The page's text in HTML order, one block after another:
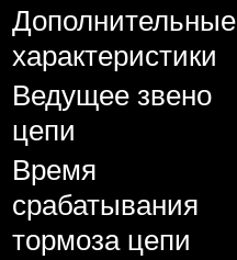
Дополнительные
характеристики
Ведущее звено
цепи
Время
срабатывания
тормоза цепи